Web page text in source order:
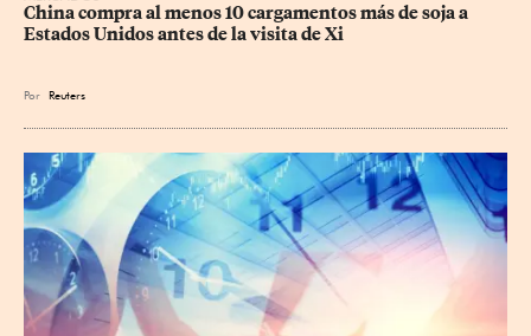
China compra al menos 10 cargamentos más de soja a
Estados Unidos antes de la visita de Xi
Por Reuters